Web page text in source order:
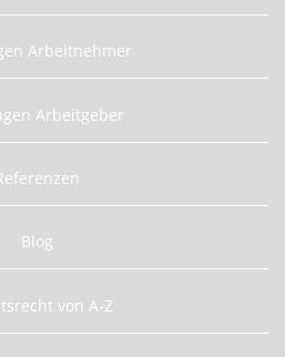
Arbeitnehmer
Arbeitgeber
Blog
von A-Z